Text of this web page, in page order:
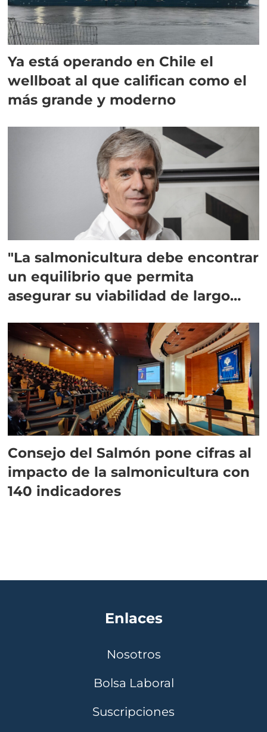
Ya está operando en Chile el
wellboat al que califican como el
más grande y moderno
"La salmonicultura debe encontrar
un equilibrio que permita
asegurar su viabilidad de largo
Consejo del Salmón pone cifras al
impacto de la salmonicultura con
140 indicadores
Enlaces
Nosotros
Bolsa Laboral
Suscripciones